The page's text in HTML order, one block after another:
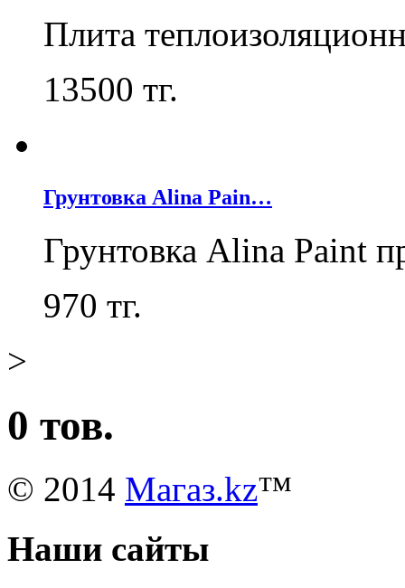
Плита
13500 тг.
Грунтовка Alina Pain…
Грунтовка Alina Paint
970 тг.
>
0 тов.
© 2014 Магаз.kz™
Наши сайты